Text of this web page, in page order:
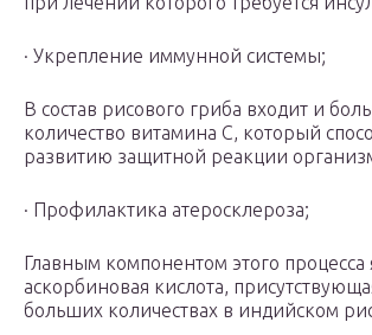
· Укрепление иммунной системы;
В состав рисового гриба входит и
количество витамина С, который
развитию защитной реакции
· Профилактика атеросклероза;
Главным компонентом этого процесса
аскорбиновая кислота,
больших количествах в индийском